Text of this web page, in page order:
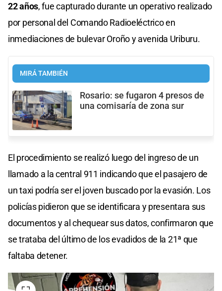
22 años, fue capturado durante un operativo realizado
por personal del Comando Radioeléctrico en
inmediaciones de bulevar Oroño y avenida Uriburu.
MIRÁ TAMBIÉN
Rosario: se fugaron 4 presos de
una comisaría de zona sur
El procedimiento se realizó luego del ingreso de un
llamado a la central 911 indicando que el pasajero de
un taxi podría ser el joven buscado por la evasión. Los
policías pidieron que se identificara y presentara sus
documentos y al chequear sus datos, confirmaron que
se trataba del último de los evadidos de la 21ª que
faltaba detener.